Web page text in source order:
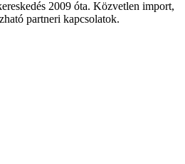
2009 óta. Közvetlen import,
partneri kapcsolatok.